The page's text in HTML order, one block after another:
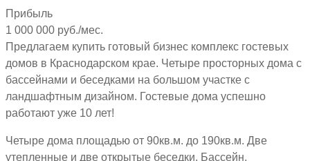
Прибыль
1 000 000 руб./мес.
Предлагаем купить готовый бизнес комплекс гостевых
домов в Краснодарском крае. Четыре просторных дома с
бассейнами и беседками на большом участке с
ландшафтным дизайном. Гостевые дома успешно
работают уже 10 лет!
Четыре дома площадью от 90кв.м. до 190кв.м. Две
утепленные и две открытые беседки. Бассейн.